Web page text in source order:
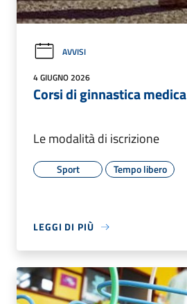
AVVISI
4 GIUGNO 2026
Corsi di ginnastica
Le modalità di iscrizione
Sport Tempo libero
LEGGI DI PIÙ